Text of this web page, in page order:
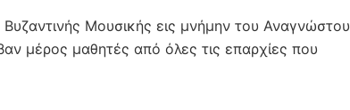
Μουσικής εις μνήμην του Αναγνώστου
μέρος μαθητές από όλες τις επαρχίες που